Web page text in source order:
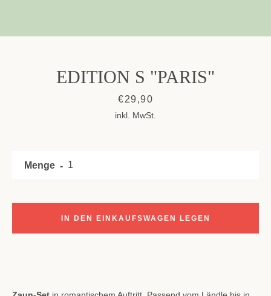
EDITION S "PARIS"
Preis
€29,90
inkl. MwSt.
Menge
IN DEN EINKAUFSWAGEN LEGEN